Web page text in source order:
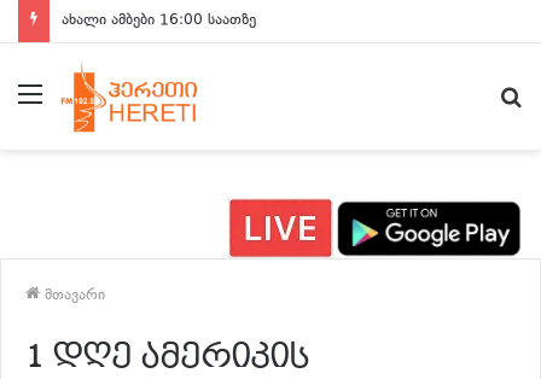
ახალი ამბები 16:00 საათზე
მენიუ
მთავარი
1 დღე ამერიკის